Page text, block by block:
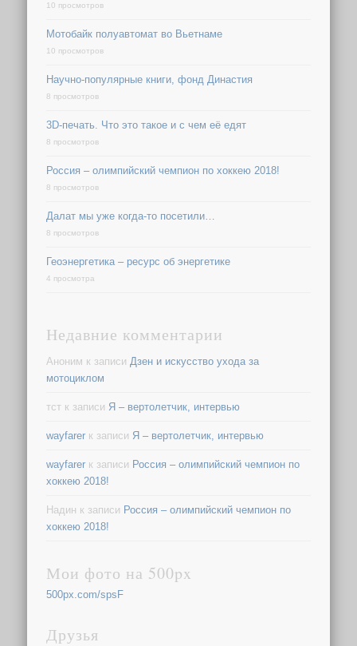
10 просмотров
Мотобайк полуавтомат во Вьетнаме
10 просмотров
Научно-популярные книги, фонд Династия
8 просмотров
3D-печать. Что это такое и с чем её едят
8 просмотров
Россия – олимпийский чемпион по хоккею 2018!
8 просмотров
Далат мы уже когда-то посетили…
8 просмотров
Геоэнергетика – ресурс об энергетике
4 просмотра
Недавние комментарии
Аноним к записиДзен и искусство ухода за
мотоциклом
тст к записи Я – вертолетчик, интервью
wayfarer к записи Я – вертолетчик, интервью
wayfarer к записи Россия – олимпийский чемпион по
хоккею 2018!
Надин к записи Россия – олимпийский чемпион по
хоккею 2018!
Мои фото на 500px
500px.com/spsF
Друзья